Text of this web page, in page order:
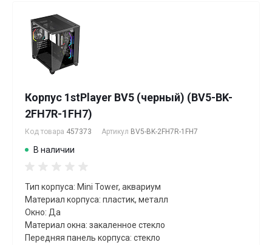
Корпус 1stPlayer BV5 (черный) (BV5-BK-
2FH7R-1FH7)
Код товара 457373 Артикул BV5-BK-2FH7R-1FH7
В наличии
Тип корпуса: Mini Tower, аквариум
Материал корпуса: пластик, металл
Окно: Да
Материал окна: закаленное стекло
Передняя панель корпуса: стекло